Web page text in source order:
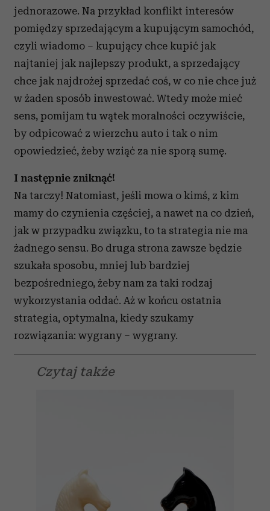
jednorazowe. Na przykład konflikt interesów
pomiędzy sprzedającym a kupującym samochód,
czyli wiadomo – kupujący chce kupić jak
najtaniej jak najlepszy produkt, a sprzedający
chce jak najdrożej sprzedać coś, w co nie chce już
w żaden sposób inwestować. Wtedy może mieć
sens, pomijam tu wątek moralności oczywiście,
by odpicować z wierzchu auto i tak o nim
opowiedzieć, żeby wziąć za nie sporą sumę.
I następnie zniknąć!
Na tarczy! Natomiast, jeśli mowa o kimś, z kim
mamy do czynienia częściej, a nawet na co dzień,
jak w przypadku związku, to ta strategia nie ma
żadnego sensu. Bo druga strona zawsze będzie
szukała sposobu, mniej lub bardziej
bezpośredniego, żeby nam za taki rodzaj
wykorzystania oddać. Aż w końcu ostatnia
strategia, optymalna, kiedy szukamy
rozwiązania: wygrany – wygrany.
Czytaj także